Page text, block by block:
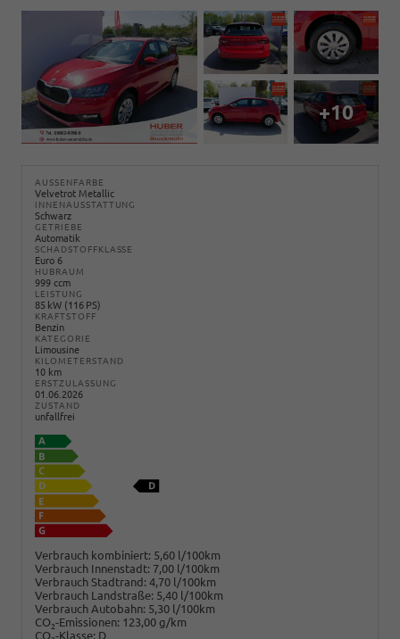
+10
AUSSENFARBE
Velvetrot Metallic
INNENAUSSTATTUNG
Schwarz
GETRIEBE
Automatik
SCHADSTOFFKLASSE
Euro 6
HUBRAUM
999 ccm
LEISTUNG
85 kW (116 PS)
KRAFTSTOFF
Benzin
KATEGORIE
Limousine
KILOMETERSTAND
10 km
ERSTZULASSUNG
01.06.2026
ZUSTAND
unfallfrei
Verbrauch kombiniert: 5,60 l/100km
Verbrauch Innenstadt: 7,00 l/100km
Verbrauch Stadtrand: 4,70 l/100km
Verbrauch Landstraße: 5,40 l/100km
Verbrauch Autobahn: 5,30 l/100km
CO2-Emissionen: 123,00 g/km
CO -Klasse: D